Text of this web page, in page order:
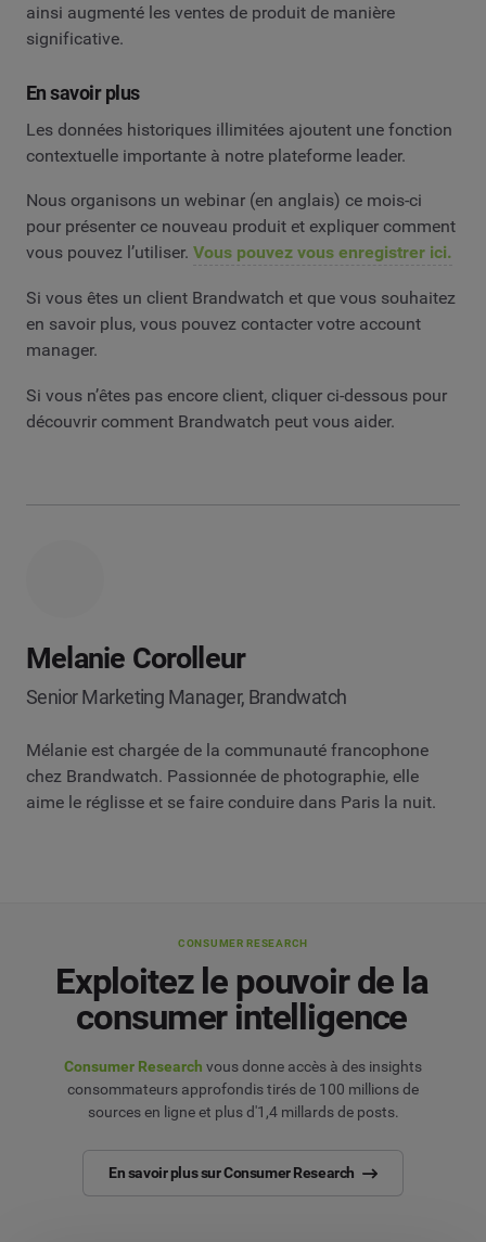
ainsi augmenté les ventes de produit de manière
significative.
En savoir plus
Les données historiques illimitées ajoutent une fonction
contextuelle importante à notre plateforme leader.
Nous organisons un webinar (en anglais) ce mois-ci
pour présenter ce nouveau produit et expliquer comment
vous pouvez l’utiliser. Vous pouvez vous enregistrer ici.
Si vous êtes un client Brandwatch et que vous souhaitez
en savoir plus, vous pouvez contacter votre account
manager.
Si vous n’êtes pas encore client, cliquer ci-dessous pour
découvrir comment Brandwatch peut vous aider.
Melanie Corolleur
Senior Marketing Manager, Brandwatch
Mélanie est chargée de la communauté francophone
chez Brandwatch. Passionnée de photographie, elle
aime le réglisse et se faire conduire dans Paris la nuit.
CONSUMER RESEARCH
Exploitez le pouvoir de la
consumer intelligence
Consumer Research vous donne accès à des insights
consommateurs approfondis tirés de 100 millions de
sources en ligne et plus d'1,4 millards de posts.
En savoir plus sur Consumer Research